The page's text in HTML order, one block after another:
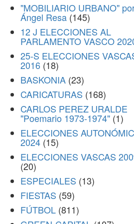
"MOBILIARIO URBANO"
Ángel Resa (145)
12 J ELECCIONES AL
PARLAMENTO VASCO
25-S ELECCIONES
2016 (18)
BASKONIA (23)
CARICATURAS (168)
CARLOS PEREZ URALDE
"Poemario 1973-1974" (1)
ELECCIONES
2024 (15)
ELECCIONES VASCAS
(20)
ESPECIALES (13)
FIESTAS (59)
FÚTBOL (811)